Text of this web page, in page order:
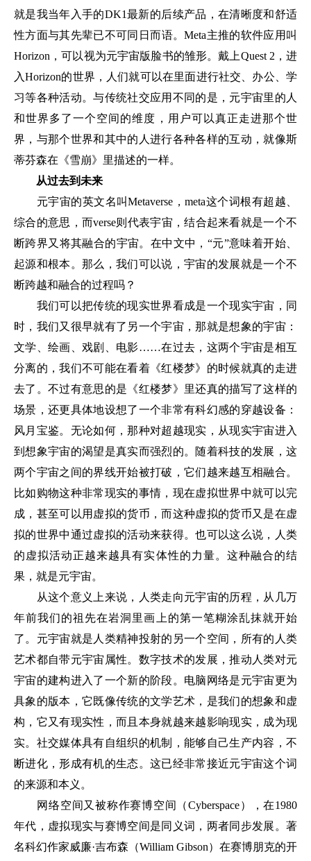
就是我当年入手的DK1最新的后续产品，在清晰度和舒适
性方面与其先辈已不可同日而语。Meta主推的软件应用叫
Horizon，可以视为元宇宙版脸书的雏形。戴上Quest 2，进
入Horizon的世界，人们就可以在里面进行社交、办公、学
习等各种活动。与传统社交应用不同的是，元宇宙里的人
和世界多了一个空间的维度，用户可以真正走进那个世
界，与那个世界和其中的人进行各种各样的互动，就像斯
蒂芬森在《雪崩》里描述的一样。
从过去到未来
元宇宙的英文名叫Metaverse，meta这个词根有超越、
综合的意思，而verse则代表宇宙，结合起来看就是一个不
断跨界又将其融合的宇宙。在中文中，“元”意味着开始、
起源和根本。那么，我们可以说，宇宙的发展就是一个不
断跨越和融合的过程吗？
我们可以把传统的现实世界看成是一个现实宇宙，同
时，我们又很早就有了另一个宇宙，那就是想象的宇宙：
文学、绘画、戏剧、电影……在过去，这两个宇宙是相互
分离的，我们不可能在看着《红楼梦》的时候就真的走进
去了。不过有意思的是《红楼梦》里还真的描写了这样的
场景，还更具体地设想了一个非常有科幻感的穿越设备：
风月宝鉴。无论如何，那种对超越现实，从现实宇宙进入
到想象宇宙的渴望是真实而强烈的。随着科技的发展，这
两个宇宙之间的界线开始被打破，它们越来越互相融合。
比如购物这种非常现实的事情，现在虚拟世界中就可以完
成，甚至可以用虚拟的货币，而这种虚拟的货币又是在虚
拟的世界中通过虚拟的活动来获得。也可以这么说，人类
的虚拟活动正越来越具有实体性的力量。这种融合的结
果，就是元宇宙。
从这个意义上来说，人类走向元宇宙的历程，从几万
年前我们的祖先在岩洞里画上的第一笔糊涂乱抹就开始
了。元宇宙就是人类精神投射的另一个空间，所有的人类
艺术都自带元宇宙属性。数字技术的发展，推动人类对元
宇宙的建构进入了一个新的阶段。电脑网络是元宇宙更为
具象的版本，它既像传统的文学艺术，是我们的想象和虚
构，它又有现实性，而且本身就越来越影响现实，成为现
实。社交媒体具有自组织的机制，能够自己生产内容，不
断进化，形成有机的生态。这已经非常接近元宇宙这个词
的来源和本义。
网络空间又被称作赛博空间（Cyberspace），在1980
年代，虚拟现实与赛博空间是同义词，两者同步发展。著
名科幻作家威廉·吉布森（William Gibson）在赛博朋克的开